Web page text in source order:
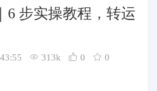
6 步实操教程，转运
313k 0
0